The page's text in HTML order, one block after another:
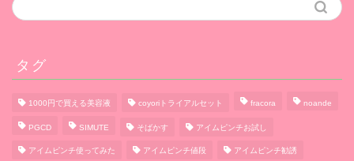
タグ
1000円で買える美容液 coyoriトライアルセット fracora noande
PGCD SIMUTE そばかす アイムピンチお試し
アイムピンチ使ってみた アイムピンチ値段 アイムピンチ勧誘